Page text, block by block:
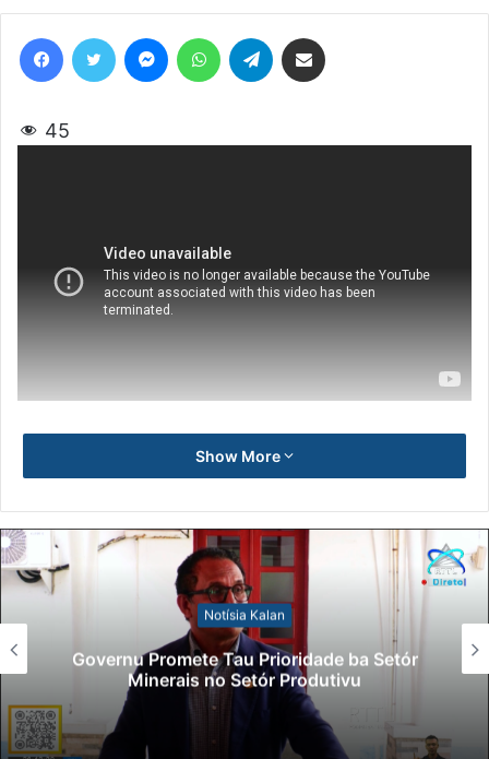
an
45
Show More
Notísia Kalan
Lei Siberseguransa Ajuda Autoridade
Polisiál Kaptura Autór Kriminozu ho
Paradeiru Iha Estranjeiru